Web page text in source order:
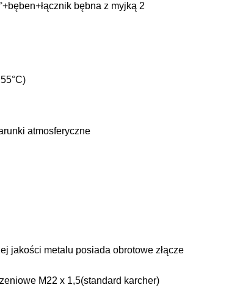
bębna z myjką 2
atmosferyczne
jakości metalu posiada obrotowe złącze
M22 x 1,5(standard karcher)